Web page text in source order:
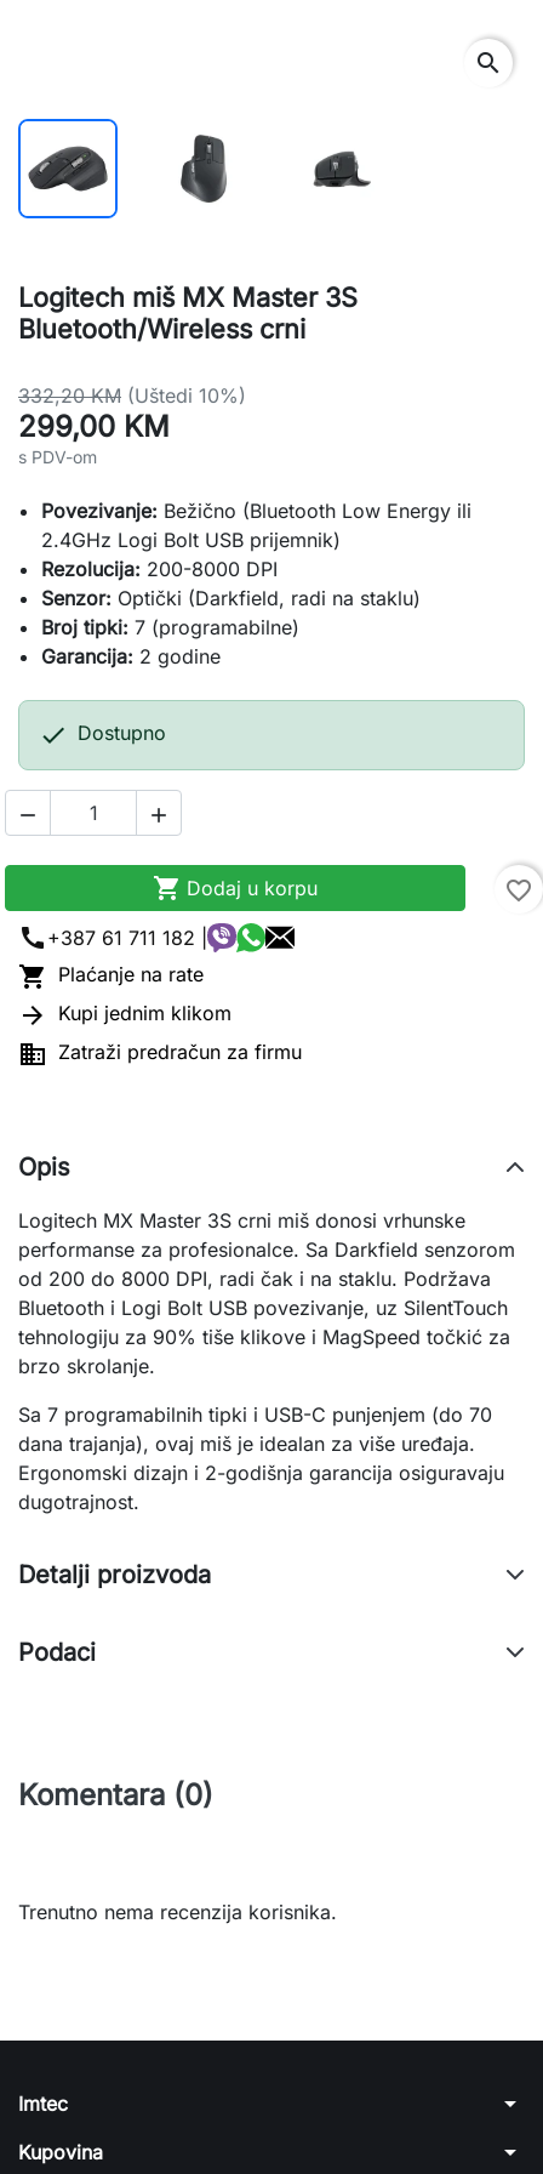
search
Logitech miš MX Master 3S
Bluetooth/Wireless crni
332,20 KM (Uštedi 10%)
299,00 KM
s PDV-om
Povezivanje: Bežično (Bluetooth Low Energy ili
2.4GHz Logi Bolt USB prijemnik)
Rezolucija: 200-8000 DPI
Senzor: Optički (Darkfield, radi na staklu)
Broj tipki: 7 (programabilne)
Garancija: 2 godine
 Dostupno
 
 Dodaj u korpu
favorite_border
call +387 61 711 182 |
 Plaćanje na rate
 Kupi jednim klikom
 Zatraži predračun za firmu
Opis
Logitech MX Master 3S crni miš donosi vrhunske
performanse za profesionalce. Sa Darkfield senzorom
od 200 do 8000 DPI, radi čak i na staklu. Podržava
Bluetooth i Logi Bolt USB povezivanje, uz SilentTouch
tehnologiju za 90% tiše klikove i MagSpeed točkić za
brzo skrolanje.
Sa 7 programabilnih tipki i USB-C punjenjem (do 70
dana trajanja), ovaj miš je idealan za više uređaja.
Ergonomski dizajn i 2-godišnja garancija osiguravaju
dugotrajnost.
Detalji proizvoda
Podaci
Komentara (0)
Trenutno nema recenzija korisnika.
Imtec arrow_drop_down
Kupovina arrow_drop_down